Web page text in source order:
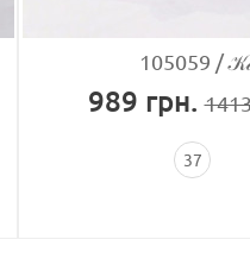
105059
989 грн.
37